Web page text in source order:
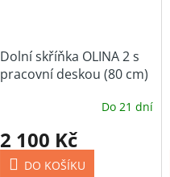
Dolní skříňka OLINA 2 s
pracovní deskou (80 cm)
Do 21 dní
2 100 Kč
DO KOŠÍKU